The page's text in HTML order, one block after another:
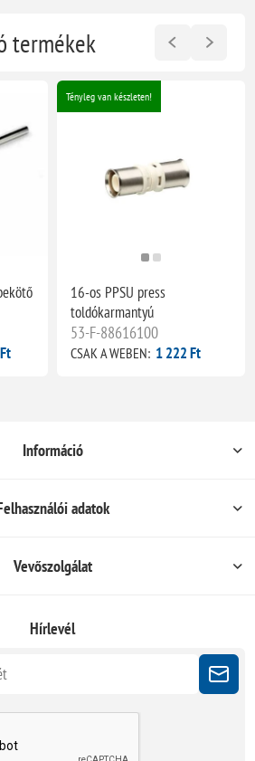
termékek
Tényleg van készleten!
16-os PPSU press
toldókarmantyú
53-F-88616100
CSAK A WEBEN: 1 222 Ft
Információ
adatok
Vevőszolgálat
Hírlevél